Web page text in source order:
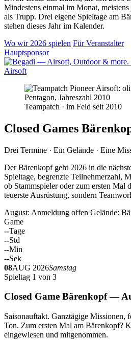
Mindestens einmal im Monat,
als Trupp. Drei eigene Spieltage am
stehen dieses Jahr im Kalender.
Wo wir 2026 spielen Für Veranstalter
Hauptsponsor
Teampatch · im Feld seit 2010
Closed Games
Drei Termine · Ein Gelände · Eine
Der Bärenkopf geht 2026 in die
Spieltage, begrenzte Teilnehmerzahl,
ob Stammspieler oder zum ersten
teuerste Ausrüstung, sondern
August: Anmeldung offen Gelände:
Game
--Tage
--Std
--Min
--Sek
08AUG 2026Samstag
Spieltag 1 von 3
Closed Game Bärenkopf —
Saisonauftakt. Ganztägige Missionen,
Ton. Zum ersten Mal am Bärenkopf?
eingewiesen und mitgenommen.